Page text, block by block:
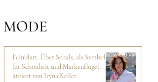
MODE
Feinblatt. Über Schals, als Symbol
für Schönheit und Markenflügel,
kreiert von Iryna Keller